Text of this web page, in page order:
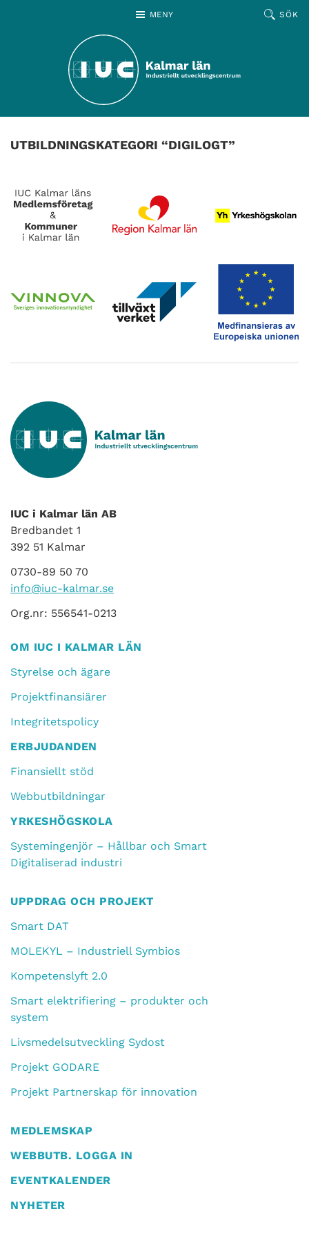
MENY SÖK
UTBILDNINGSKATEGORI “DIGILOGT”
IUC i Kalmar län AB
Bredbandet 1
392 51 Kalmar
0730-89 50 70
info@iuc-kalmar.se
Org.nr: 556541-0213
OM IUC I KALMAR LÄN
Styrelse och ägare
Projektfinansiärer
Integritetspolicy
ERBJUDANDEN
Finansiellt stöd
Webbutbildningar
YRKESHÖGSKOLA
Systemingenjör – Hållbar och Smart
Digitaliserad industri
UPPDRAG OCH PROJEKT
Smart DAT
MOLEKYL – Industriell Symbios
Kompetenslyft 2.0
Smart elektrifiering – produkter och
system
Livsmedelsutveckling Sydost
Projekt GODARE
Projekt Partnerskap för innovation
MEDLEMSKAP
WEBBUTB. LOGGA IN
EVENTKALENDER
NYHETER